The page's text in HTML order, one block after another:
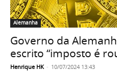
Alemanha
Governo da
escrito “imposto é
Henrique HK - 10/07/2024 13:43